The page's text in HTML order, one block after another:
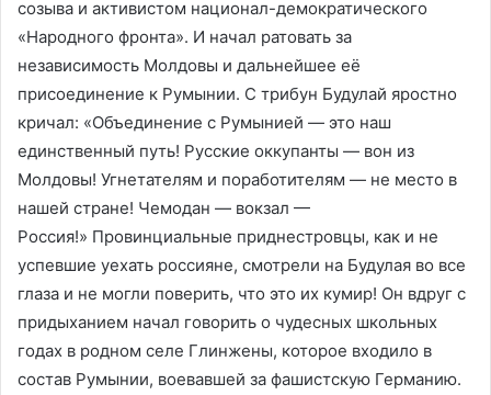
созыва и активистом национал-демократического
«Народного фронта». И начал ратовать за
независимость Молдовы и дальнейшее её
присоединение к Румынии. С трибун Будулай яростно
кричал: «Объединение с Румынией — это наш
единственный путь! Русские оккупанты — вон из
Молдовы! Угнетателям и поработителям — не место в
нашей стране! Чемодан — вокзал —
Россия!» Провинциальные приднестровцы, как и не
успевшие уехать россияне, смотрели на Будулая во все
глаза и не могли поверить, что это их кумир! Он вдруг с
придыханием начал говорить о чудесных школьных
годах в родном селе Глинжены, которое входило в
состав Румынии, воевавшей за фашистскую Германию.